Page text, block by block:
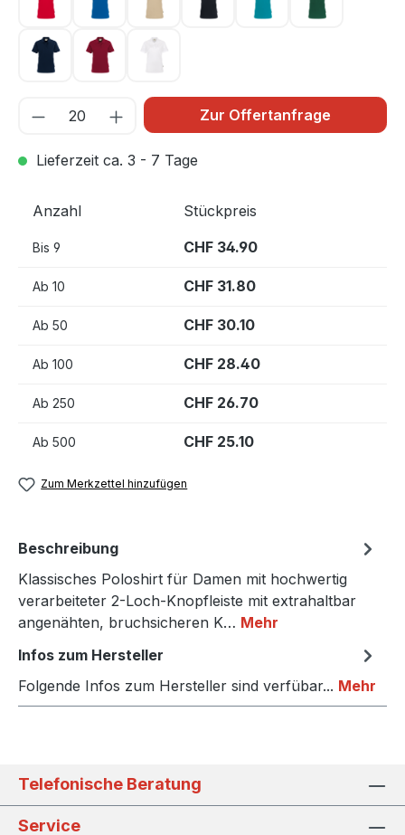
rot 002 royalblau 010sand 007schwarz 005smaragd 012tanne 072
tinte 034 weinrot 017weiß 001
Zur Offertanfrage
Lieferzeit ca. 3 - 7 Tage
Anzahl Stückpreis
Bis 9 CHF 34.90
Ab 10 CHF 31.80
Ab 50 CHF 30.10
Ab 100 CHF 28.40
Ab 250 CHF 26.70
Ab 500 CHF 25.10
Zum Merkzettel hinzufügen
Beschreibung
Klassisches Poloshirt für Damen mit hochwertig
verarbeiteter 2-Loch-Knopfleiste mit extrahaltbar
angenähten, bruchsicheren K… Mehr
Infos zum Hersteller
Folgende Infos zum Hersteller sind verfübar... Mehr
Telefonische Beratung
Service